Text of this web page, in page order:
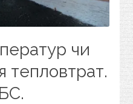
чи
тепловтрат.